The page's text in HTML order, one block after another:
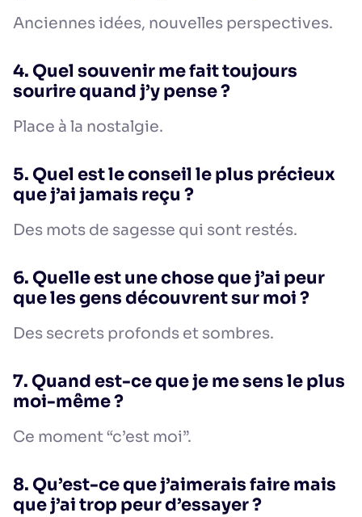
Anciennes idées, nouvelles perspectives.
4. Quel souvenir me fait toujours
sourire quand j’y pense ?
Place à la nostalgie.
5. Quel est le conseil le plus précieux
que j’ai jamais reçu ?
Des mots de sagesse qui sont restés.
6. Quelle est une chose que j’ai peur
que les gens découvrent sur moi ?
Des secrets profonds et sombres.
7. Quand est-ce que je me sens le plus
moi-même ?
Ce moment “c’est moi”.
8. Qu’est-ce que j’aimerais faire mais
que j’ai trop peur d’essayer ?